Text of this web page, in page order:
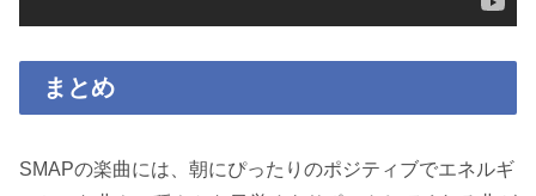
まとめ
SMAPの楽曲には、朝にぴったりのポジティブでエネルギ